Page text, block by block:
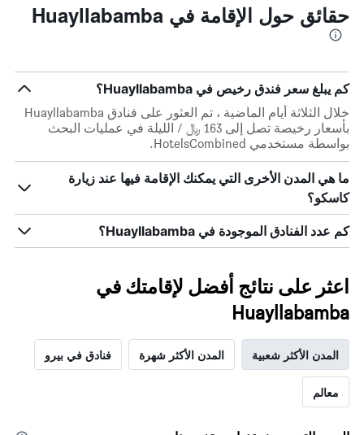
حقائق حول الإقامة في Huayllabamba
كم يبلغ سعر فندق رخيص في Huayllabamba؟
خلال الثلاثة أيام الماضية ، تم العثور على فنادق Huayllabamba
بأسعار رخيصة تصل إلى 163 ﷼ / الليلة في عمليات البحث
بواسطة مستخدمي HotelsCombined.
ما هي المدن الأخرى التي يمكنك الإقامة فيها عند زيارة
كاسكو؟
كم عدد الفنادق الموجودة في Huayllabamba؟
اعثر على نتائج أفضل لإقامتك في
Huayllabamba
المدن الأكثر شعبية المدن الأكثر شهرة فنادق في بيرو
معالم